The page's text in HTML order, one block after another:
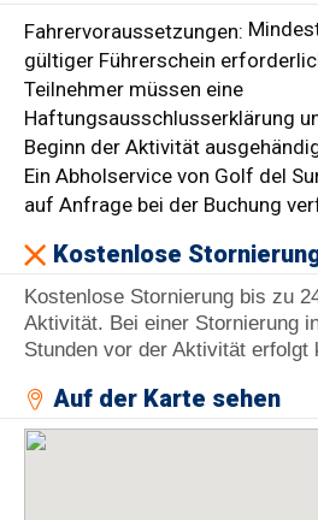
Fahrervoraussetzungen:
gültiger Führerschein
Teilnehmer müssen eine
Haftungsausschlusserklärung
Beginn der Aktivität
Ein Abholservice von Golf del
auf Anfrage bei der Buchung
Kostenlose
Kostenlose Stornierung bis zu
Aktivität. Bei einer Stornierung
Stunden vor der Aktivität erfolgt
Auf der Karte sehen